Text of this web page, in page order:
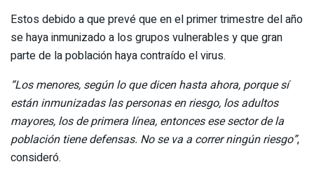
Estos debido a que prevé que en el primer trimestre del año
se haya inmunizado a los grupos vulnerables y que gran
parte de la población haya contraído el virus.
“Los menores, según lo que dicen hasta ahora, porque sí
están inmunizadas las personas en riesgo, los adultos
mayores, los de primera línea, entonces ese sector de la
población tiene defensas. No se va a correr ningún riesgo”,
consideró.